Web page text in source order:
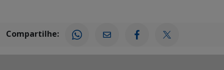
Compartilhe: